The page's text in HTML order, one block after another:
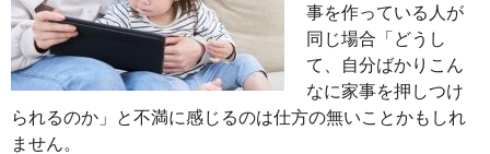
事を作っている人が
同じ場合「どうし
て、自分ばかりこん
なに家事を押しつけ
られるのか」と不満に感じるのは仕方の無いことかもしれ
ません。